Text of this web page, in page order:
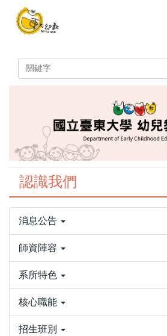
認識我們
消息公告
師資陣容
系所特色
核心職能
招生班別